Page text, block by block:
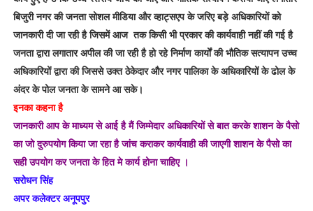
बिजुरी नगर की जनता सोशल मीडिया और व्हाट्सएप के जरिए बड़े अधिकारियों को
जानकारी दी जा रही है जिसमें आज तक किसी भी प्रकार की कार्यवाही नहीं की गई है
जनता द्वारा लगातार अपील की जा रही है हो रहे निर्माण कार्यों की भौतिक सत्यापन उच्च
अधिकारियों द्वारा की जिससे उक्त ठेकेदार और नगर पालिका के अधिकारियों के ढोल के
अंदर के पोल जनता के सामने आ सके।
इनका कहना है
जानकारी आप के माध्यम से आई है मैं जिम्मेदार अधिकारियों से बात करके शाशन के पैसो
का जो दुरुपयोग किया जा रहा है जांच कराकर कार्यवाही की जाएगी शाशन के पैसो का
सही उपयोग कर जनता के हित मे कार्य होना चाहिए ।
सरोधन सिंह
अपर कलेक्टर अनूपपुर